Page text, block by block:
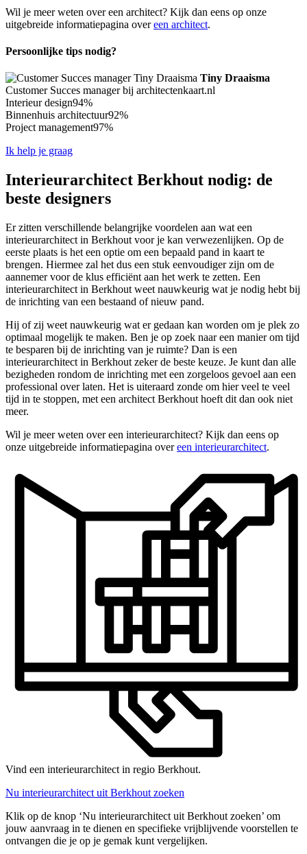
Wil je meer weten over een architect? Kijk dan eens op onze
uitgebreide informatiepagina overeen architect.
Persoonlijke tips nodig?
Tiny Draaisma
Customer Succes manager bij architectenkaart.nl
Interieur design94%
Binnenhuis architectuur92%
Project management97%
Ik help je graag
Interieurarchitect Berkhout nodig: de
beste designers
Er zitten verschillende belangrijke voordelen aan wat een
interieurarchitect in Berkhout voor je kan verwezenlijken. Op de
eerste plaats is het een optie om een bepaald pand in kaart te
brengen. Hiermee zal het dus een stuk eenvoudiger zijn om de
aannemer voor de klus efficiënt aan het werk te zetten. Een
interieurarchitect in Berkhout weet nauwkeurig wat je nodig hebt bij
de inrichting van een bestaand of nieuw pand.
Hij of zij weet nauwkeurig wat er gedaan kan worden om je plek zo
optimaal mogelijk te maken. Ben je op zoek naar een manier om tijd
te besparen bij de inrichting van je ruimte? Dan is een
interieurarchitect in Berkhout zeker de beste keuze. Je kunt dan alle
bezigheden rondom de inrichting met een zorgeloos gevoel aan een
professional over laten. Het is uiteraard zonde om hier veel te veel
tijd in te stoppen, met een architect Berkhout hoeft dit dan ook niet
meer.
Wil je meer weten over een interieurarchitect? Kijk dan eens op
onze uitgebreide informatiepagina overeen interieurarchitect.
Vind een interieurarchitect in regio Berkhout.
Nu interieurarchitect uit Berkhout zoeken
Klik op de knop ‘Nu interieurarchitect uit Berkhout zoeken’ om
jouw aanvraag in te dienen en specifieke vrijblijvende voorstellen te
ontvangen die je op je gemak kunt vergelijken.